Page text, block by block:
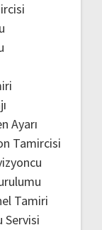
Ayarı
Tamircisi
Tamiri
Servisi